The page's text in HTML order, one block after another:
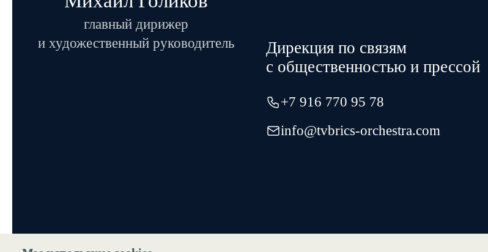
главный дирижер
и художественный руководитель
Дирекция по связям
с общественностью и прессой
+7 916 770 95 78
info@tvbrics-orchestra.com